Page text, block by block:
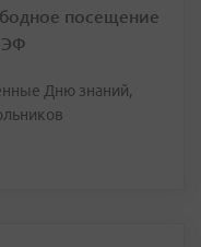
посещение
Дню знаний,